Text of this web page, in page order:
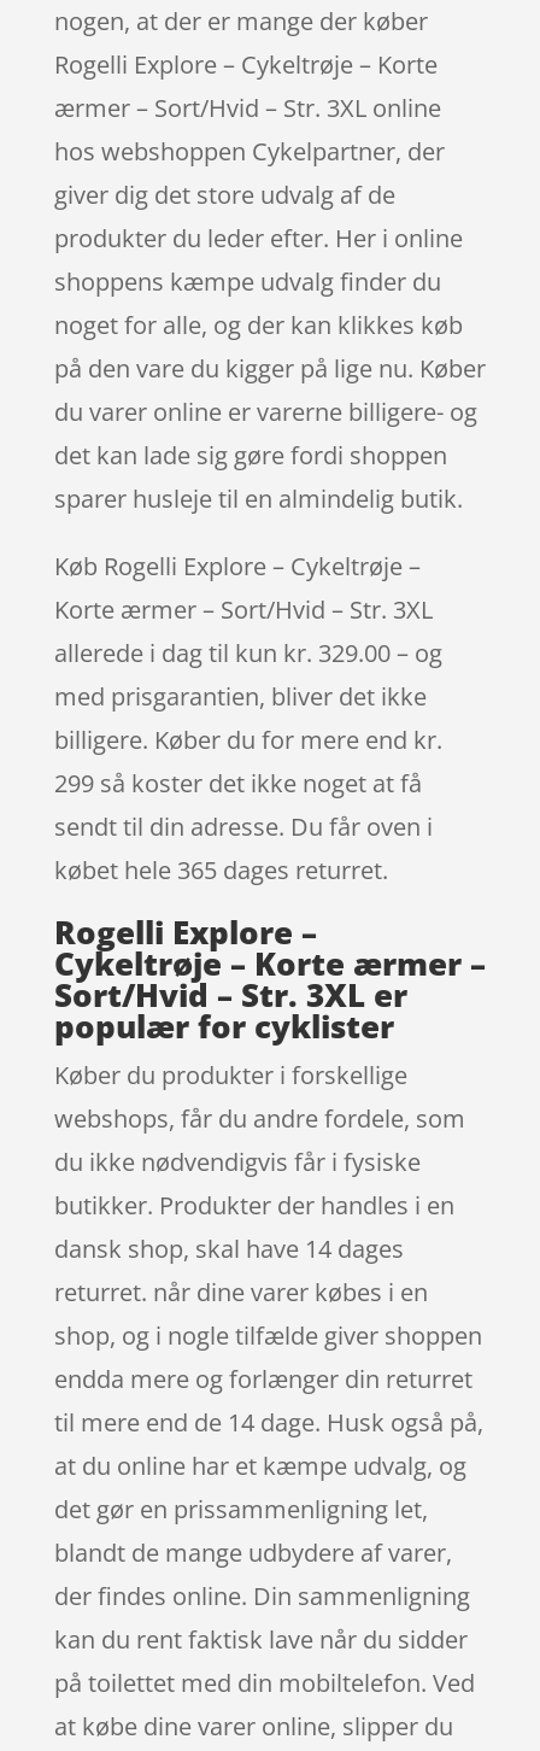
nogen, at der er mange der køber
Rogelli Explore – Cykeltrøje – Korte
ærmer – Sort/Hvid – Str. 3XL online
hos webshoppen Cykelpartner, der
giver dig det store udvalg af de
produkter du leder efter. Her i online
shoppens kæmpe udvalg finder du
noget for alle, og der kan klikkes køb
på den vare du kigger på lige nu. Køber
du varer online er varerne billigere- og
det kan lade sig gøre fordi shoppen
sparer husleje til en almindelig butik.
Køb Rogelli Explore – Cykeltrøje –
Korte ærmer – Sort/Hvid – Str. 3XL
allerede i dag til kun kr. 329.00 – og
med prisgarantien, bliver det ikke
billigere. Køber du for mere end kr.
299 så koster det ikke noget at få
sendt til din adresse. Du får oven i
købet hele 365 dages returret.
Rogelli Explore –
Cykeltrøje – Korte ærmer –
Sort/Hvid – Str. 3XL er
populær for cyklister
Køber du produkter i forskellige
webshops, får du andre fordele, som
du ikke nødvendigvis får i fysiske
butikker. Produkter der handles i en
dansk shop, skal have 14 dages
returret. når dine varer købes i en
shop, og i nogle tilfælde giver shoppen
endda mere og forlænger din returret
til mere end de 14 dage. Husk også på,
at du online har et kæmpe udvalg, og
det gør en prissammenligning let,
blandt de mange udbydere af varer,
der findes online. Din sammenligning
kan du rent faktisk lave når du sidder
på toilettet med din mobiltelefon. Ved
at købe dine varer online, slipper du